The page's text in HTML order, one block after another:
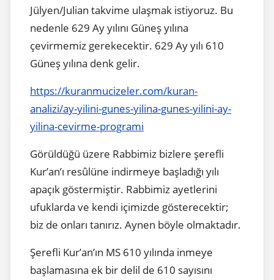
Jülyen/Julian takvime ulaşmak istiyoruz. Bu
nedenle 629 Ay yılını Güneş yılına
çevirmemiz gerekecektir. 629 Ay yılı 610
Güneş yılına denk gelir.
https://kuranmucizeler.com/kuran-
analizi/ay-yilini-gunes-yilina-gunes-yilini-ay-
yilina-cevirme-programi
Görüldüğü üzere Rabbimiz bizlere şerefli
Kur’an’ı resûlüne indirmeye başladığı yılı
apaçık göstermiştir. Rabbimiz ayetlerini
ufuklarda ve kendi içimizde gösterecektir;
biz de onları tanırız. Aynen böyle olmaktadır.
Şerefli Kur’an’ın MS 610 yılında inmeye
başlamasına ek bir delil de 610 sayısını